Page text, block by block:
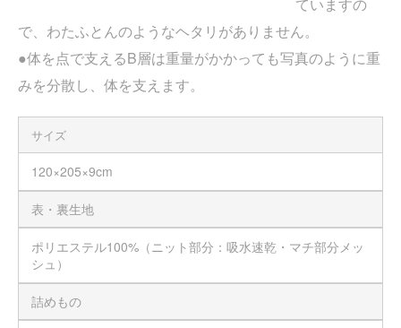
で、わたふとんのようなヘタリがありません。
●体を点で支えるB層は重量がかかっても写真のように重
みを分散し、体を支えます。
サイズ
120×205×9cm
表・裏生地
ポリエステル100%（ニット部分：吸水速乾・マチ部分メッ
シュ）
詰めもの